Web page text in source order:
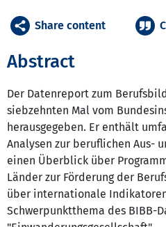
Abstract
Der Datenreport zum
siebzehnten Mal vom
herausgegeben. Er enthält
Analysen zur beruflichen Aus-
einen Überblick über
Länder zur Förderung der
über internationale
Schwerpunktthema des BIBB-
Share content